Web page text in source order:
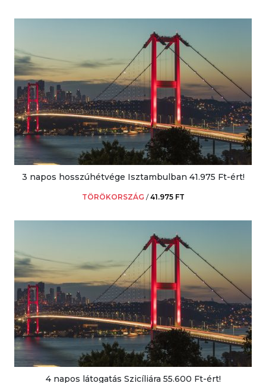
3 napos hosszúhétvége Isztambulban 41.975 Ft-ért!
TÖRÖKORSZÁG /41.975 FT
4 napos látogatás Szicíliára 55.600 Ft-ért!